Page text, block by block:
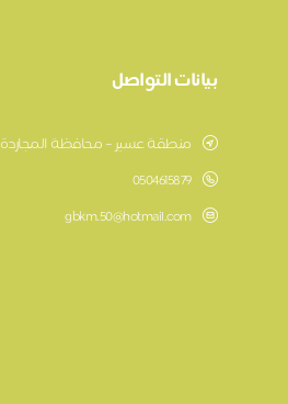
بيانات التواصل
منطقة عسير – محافظة المجاردة
0504615879
gbkm.50@hotmail.com